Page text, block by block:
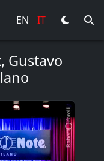
EN IT
Gustavo